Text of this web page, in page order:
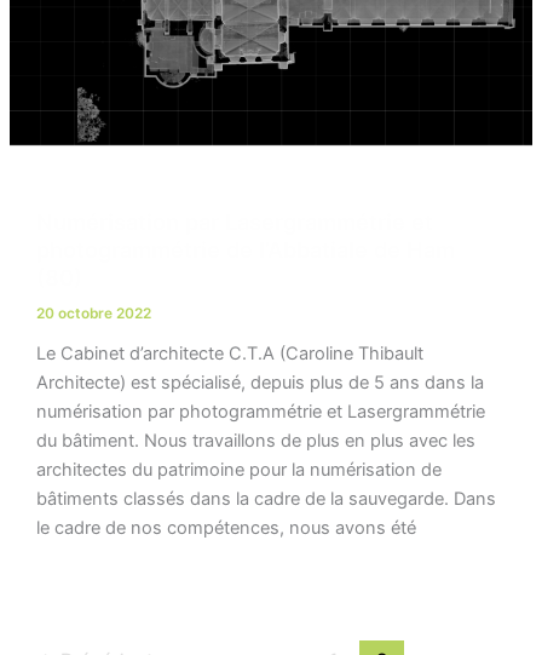
20 octobre 2022
Le Cabinet d’architecte C.T.A (Caroline Thibault
Architecte) est spécialisé, depuis plus de 5 ans dans la
numérisation par photogrammétrie et Lasergrammétrie
du bâtiment. Nous travaillons de plus en plus avec les
architectes du patrimoine pour la numérisation de
bâtiments classés dans la cadre de la sauvegarde. Dans
le cadre de nos compétences, nous avons été